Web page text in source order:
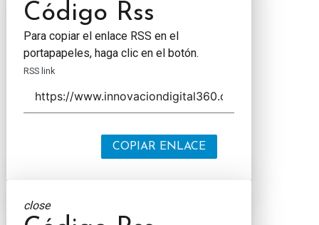
Código Rss
Para copiar el enlace RSS en el
portapapeles, haga clic en el botón.
RSS link
COPIAR ENLACE
close